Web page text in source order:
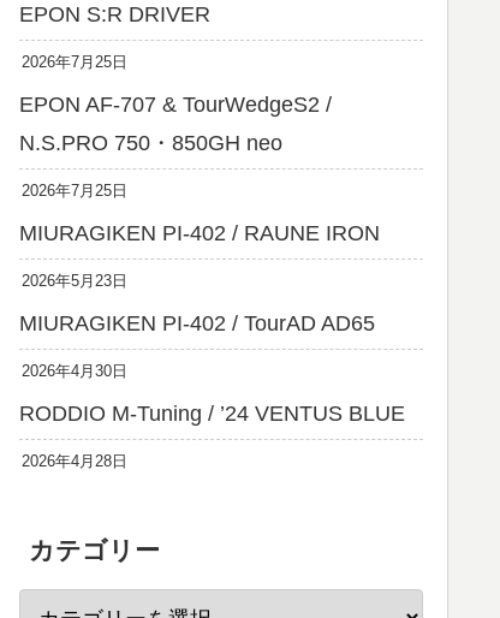
EPON S:R DRIVER
2026年7月25日
EPON AF-707 & TourWedgeS2 /
N.S.PRO 750・850GH neo
2026年7月25日
MIURAGIKEN PI-402 / RAUNE IRON
2026年5月23日
MIURAGIKEN PI-402 / TourAD AD65
2026年4月30日
RODDIO M-Tuning / ’24 VENTUS BLUE
2026年4月28日
カテゴリー